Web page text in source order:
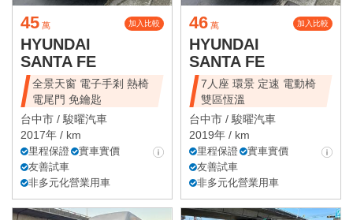
45 萬 加入比較
HYUNDAI
SANTA FE
全景天窗 電子手剎 熱椅
電尾門 免鑰匙
台中市 /駿曜汽車
2017年 / km
里程保證
實車實價
友善試車
非多元化營業用車
46 萬 加入比較
HYUNDAI
SANTA FE
7人座 環景 定速 電動椅
雙區恆溫
台中市 /駿曜汽車
2019年 / km
里程保證
實車實價
友善試車
非多元化營業用車